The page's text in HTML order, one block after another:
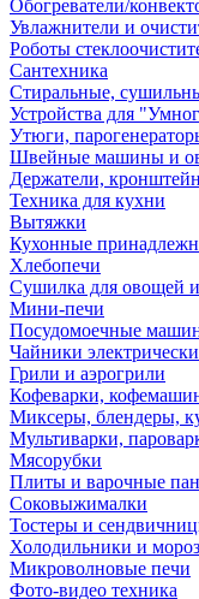
Обогреватели/
Увлажнители и
Роботы
Сантехника
Стиральные,
Устройства для
Утюги,
Швейные машины и
Держатели,
Техника для кухни
Вытяжки
Кухонные
Хлебопечи
Сушилка для овощей
Мини-печи
Посудомоечные
Чайники
Грили и аэрогрили
Кофеварки,
Миксеры, блендеры,
Мультиварки,
Мясорубки
Плиты и варочные
Соковыжималки
Тостеры и
Холодильники и
Микроволновые печи
Фото-видео техника